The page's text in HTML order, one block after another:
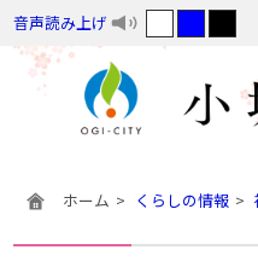
音声読み上げ
ホーム くらしの情報